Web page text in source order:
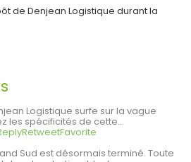
de Denjean Logistique durant la
Logistique surfe sur la vague
les spécificités de cette…
RetweetFavorite
Sud est désormais terminé. Toute